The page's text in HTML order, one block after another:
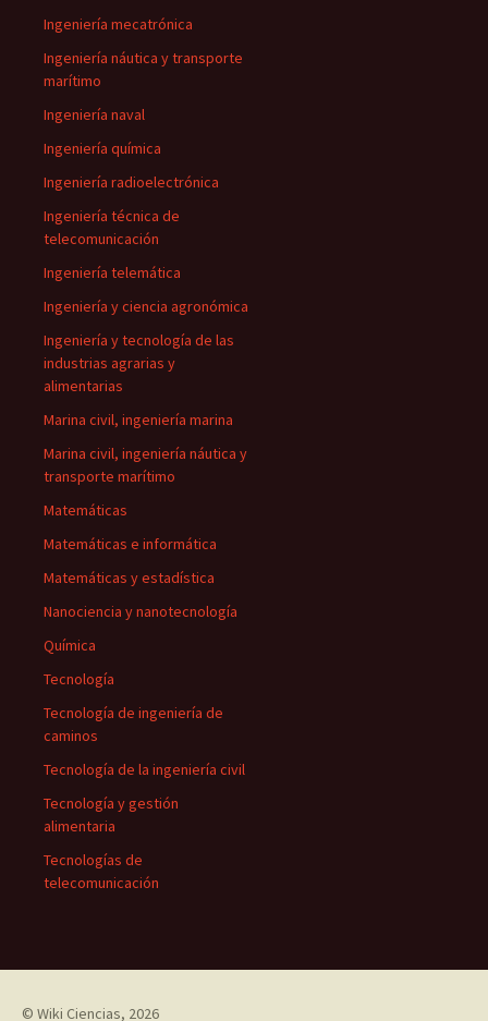
Ingeniería mecatrónica
Ingeniería náutica y transporte
marítimo
Ingeniería naval
Ingeniería química
Ingeniería radioelectrónica
Ingeniería técnica de
telecomunicación
Ingeniería telemática
Ingeniería y ciencia agronómica
Ingeniería y tecnología de las
industrias agrarias y
alimentarias
Marina civil, ingeniería marina
Marina civil, ingeniería náutica y
transporte marítimo
Matemáticas
Matemáticas e informática
Matemáticas y estadística
Nanociencia y nanotecnología
Química
Tecnología
Tecnología de ingeniería de
caminos
Tecnología de la ingeniería civil
Tecnología y gestión
alimentaria
Tecnologías de
telecomunicación
© Wiki Ciencias, 2026